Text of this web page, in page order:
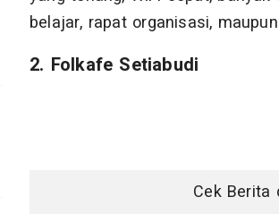
belajar, rapat organisasi,
2. Folkafe Setiabudi
Cek Berita